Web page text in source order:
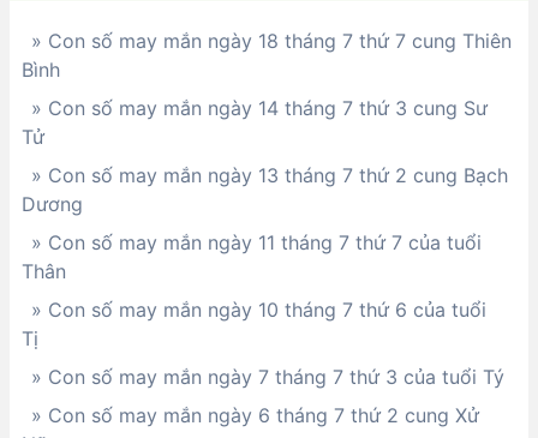
» Con số may mắn ngày 18 tháng 7 thứ 7 cung Thiên
Bình
» Con số may mắn ngày 14 tháng 7 thứ 3 cung Sư
Tử
» Con số may mắn ngày 13 tháng 7 thứ 2 cung Bạch
Dương
» Con số may mắn ngày 11 tháng 7 thứ 7 của tuổi
Thân
» Con số may mắn ngày 10 tháng 7 thứ 6 của tuổi
Tị
» Con số may mắn ngày 7 tháng 7 thứ 3 của tuổi Tý
» Con số may mắn ngày 6 tháng 7 thứ 2 cung Xử